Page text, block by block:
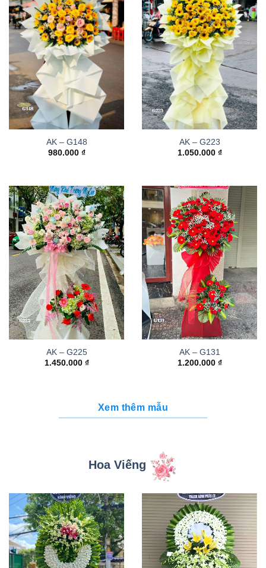
AK – G148
980.000 ₫
AK – G223
1.050.000 ₫
AK – G225
1.450.000 ₫
AK – G131
1.200.000 ₫
Xem thêm mẫu
Hoa Viếng